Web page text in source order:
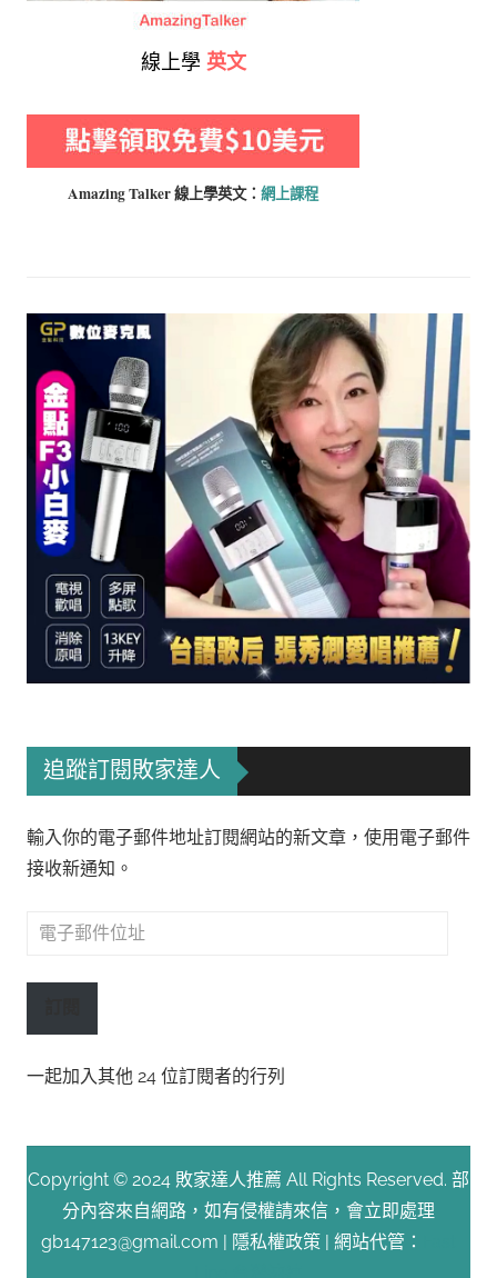
線上學 英文
Amazing Talker 線上學英文： 網上課程
追蹤訂閱敗家達人
輸入你的電子郵件地址訂閱網站的新文章，使用電子郵件
接收新通知。
電
郵
址
一起加入其他 24 位訂閱者的行列
Copyright © 2024 敗家達人推薦 All Rights Reserved. 部
分內容來自網路，如有侵權請來信，會立即處理
gb147123@gmail.com | 隱私權政策 | 網站代管：